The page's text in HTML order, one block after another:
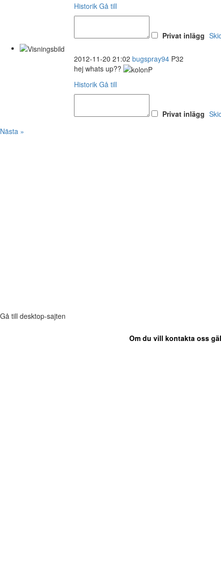
Historik Gå till
Privat inlägg
2012-11-20 21:02 bugspray94 P32
hej whats up??
Historik Gå till
Privat inlägg
Nästa »
Gå till desktop-sajten
Om du vill kontakta oss